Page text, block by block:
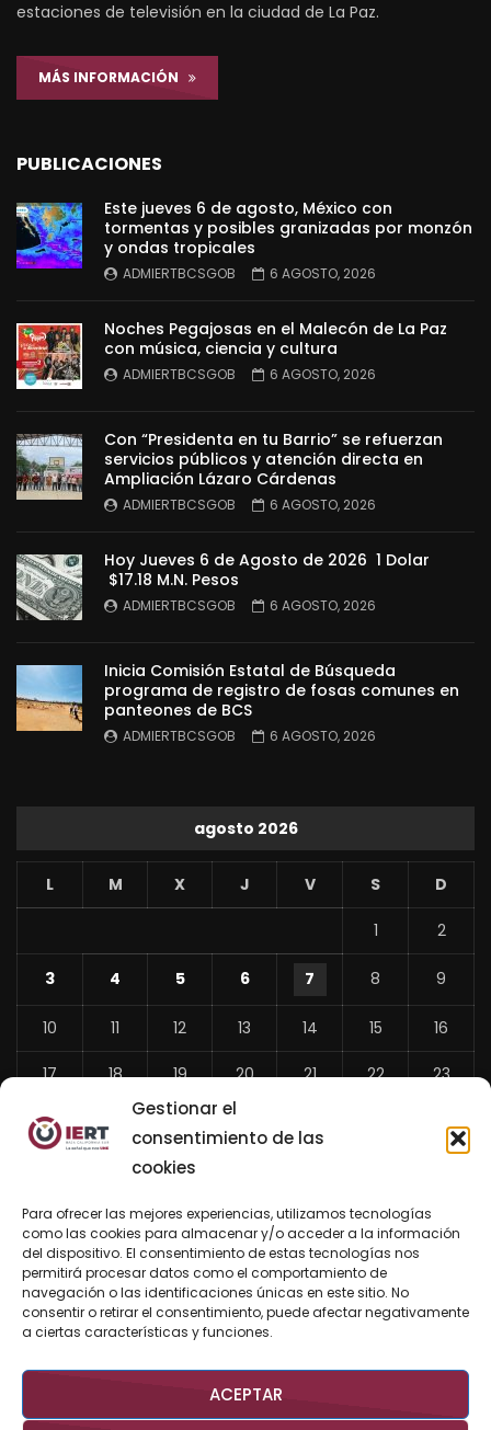
Gestionar el
consentimiento de las
cookies
Para ofrecer las mejores experiencias, utilizamos tecnologías
como las cookies para almacenar y/o acceder a la información
del dispositivo. El consentimiento de estas tecnologías nos
permitirá procesar datos como el comportamiento de
navegación o las identificaciones únicas en este sitio. No
consentir o retirar el consentimiento, puede afectar negativamente
a ciertas características y funciones.
ACEPTAR
estaciones de televisión en la ciudad de La Paz.
MÁS INFORMACIÓN
PUBLICACIONES
Este jueves 6 de agosto, México con
tormentas y posibles granizadas por monzón
y ondas tropicales
ADMIERTBCSGOB 6 AGOSTO, 2026
Noches Pegajosas en el Malecón de La Paz
con música, ciencia y cultura
ADMIERTBCSGOB 6 AGOSTO, 2026
Con “Presidenta en tu Barrio” se refuerzan
servicios públicos y atención directa en
Ampliación Lázaro Cárdenas
ADMIERTBCSGOB 6 AGOSTO, 2026
Hoy Jueves 6 de Agosto de 2026 1 Dolar
$17.18 M.N. Pesos
ADMIERTBCSGOB 6 AGOSTO, 2026
Inicia Comisión Estatal de Búsqueda
programa de registro de fosas comunes en
panteones de BCS
ADMIERTBCSGOB 6 AGOSTO, 2026
agosto 2026
L M X J V S D
1 2
3 4 5 6 7 8 9
10 11 12 13 14 15 16
17 18 19 20 21 22 23
24 26 27
«
Jul
BUSCAR AHORA